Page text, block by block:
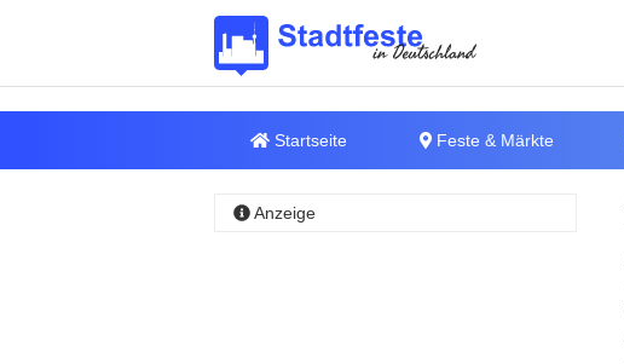
Startseite Feste & Märkte
Anzeige